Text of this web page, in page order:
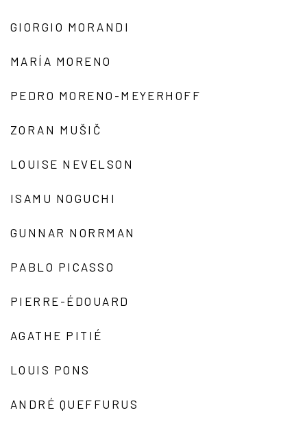
GIORGIO MORANDI
MARÍA MORENO
PEDRO MORENO-MEYERHOFF
ZORAN MUŠIČ
LOUISE NEVELSON
ISAMU NOGUCHI
GUNNAR NORRMAN
PABLO PICASSO
PIERRE-ÉDOUARD
AGATHE PITIÉ
LOUIS PONS
ANDRÉ QUEFFURUS